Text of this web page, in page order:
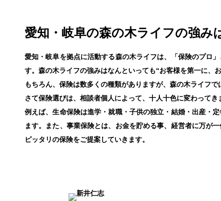
愛知・岐阜の森の木ライフの強み
愛知・岐阜を拠点に活動する森の木ライフは、「保険のプロ
す。森の木ライフの強みはなんといっても“お客様を第一に、
もちろん、保険は数多くの種類がありますが、森の木ライフ
さて保険選びは、相談者個人によって、十人十色に変わって
例えば、生命保険は進学・就職・子供の独立・結婚・出産・
ます。また、事業保険とは、お金を貯める事、経営者に万が
ピッタリの保険をご提案していきます。